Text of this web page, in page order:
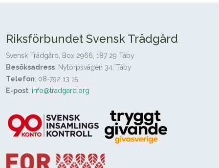
Riksförbundet Svensk Trädgård
Svensk Trädgård, Box 2966, 187 29 Täby
Besöksadress: Nytorpsvägen 34, Täby
Telefon: 08-792 13 15
E-post: info@tradgard.org